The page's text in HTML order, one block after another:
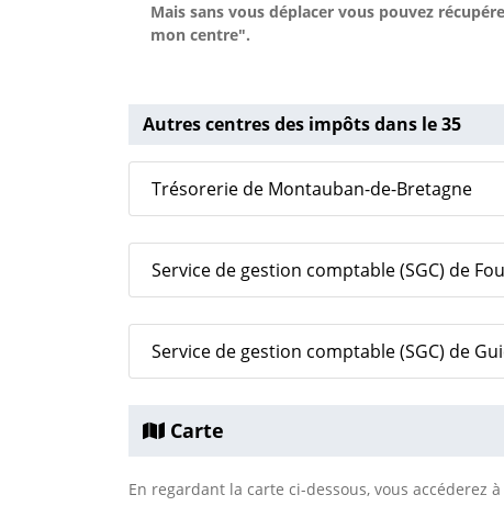
Mais sans vous déplacer vous pouvez
mon centre".
Autres centres des impôts dans le 35
Trésorerie de Montauban-de-Bretagne
Service de gestion comptable (SGC) de
Service de gestion comptable (SGC) de
Carte
En regardant la carte ci-dessous, vous